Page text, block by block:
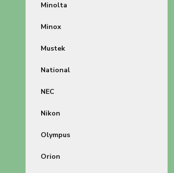
Minolta
Minox
Mustek
National
NEC
Nikon
Olympus
Orion